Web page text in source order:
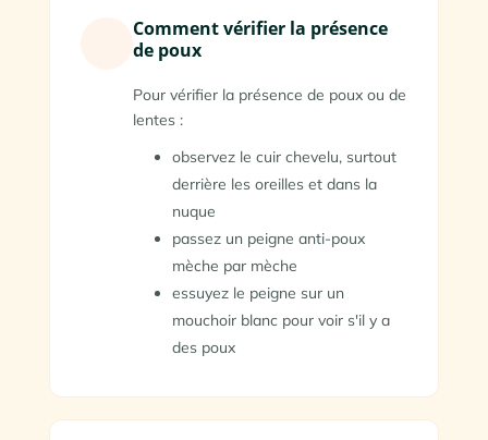
Comment vérifier la présence
de poux
Pour vérifier la présence de poux ou de
lentes :
observez le cuir chevelu, surtout
derrière les oreilles et dans la
nuque
passez un peigne anti-poux
mèche par mèche
essuyez le peigne sur un
mouchoir blanc pour voir s'il y a
des poux